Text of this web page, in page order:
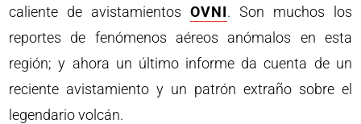
caliente de avistamientos OVNI. Son muchos los
reportes de fenómenos aéreos anómalos en esta
región; y ahora un último informe da cuenta de un
reciente avistamiento y un patrón extraño sobre el
legendario volcán.